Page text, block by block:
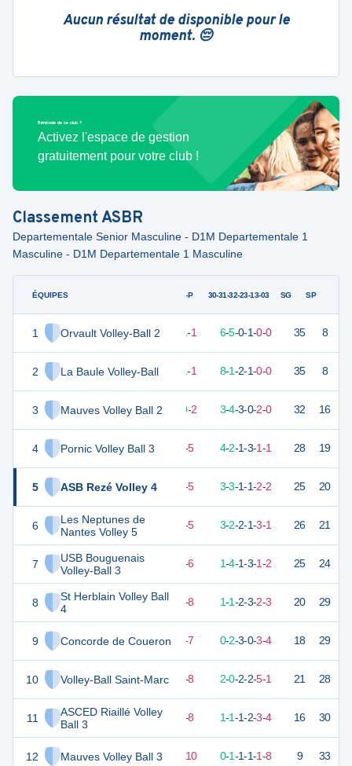
Aucun résultat de disponible pour le
moment. 😔
Bénévole de ce club ?
Activez l'espace de gestion
gratuitement pour votre club !
ClassementASBR
Departementale Senior Masculine - D1M Departementale 1
Masculine - D1M Departementale 1 Masculine
ÉQUIPES
1 Orvault Volley-Ball 2
2 La Baule Volley-Ball
3 Mauves Volley Ball 2
4 Pornic Volley Ball 3
5 ASB Rezé Volley 4
6
Les Neptunes de
Nantes Volley 5
7
USB Bouguenais
Volley-Ball 3
8
St Herblain Volley Ball
4
9 Concorde de Coueron
10 Volley-Ball Saint-Marc
11
ASCED Riaillé Volley
Ball 3
12 Mauves Volley Ball 3
G-P 30-31-32-23-13-03 SG SP
34 12 11-1 6-5-0-1-0-0 35 8
32 12 11-1 8-1-2-1-0-0 35 8
27 12 10-2 3-4-3-0-2-0 32 16
23 12 -5 4-2-1-3-1-1 28 19
21 12 -5 3-3-1-1-2-2 25 20
20 -5 3-2-2-1-3-1 26 21
20 -6 1-4-1-3-1-2 25 24
13 12 -8 1-1-2-3-2-3 20 29
12 12 -7 0-2-3-0-3-4 18 29
12 12 -8 2-0-2-2-5-1 21 28
10 12 -8 1-1-1-2-3-4 16 30
6 12 10 0-1-1-1-1-8 9 33